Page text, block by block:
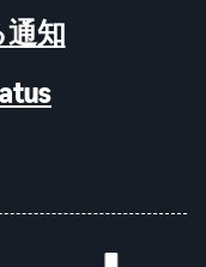
通知